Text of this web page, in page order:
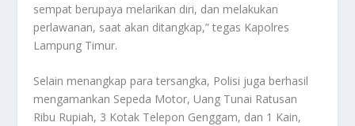
sempat berupaya melarikan diri, dan melakukan
perlawanan, saat akan ditangkap,” tegas Kapolres
Lampung Timur.
Selain menangkap para tersangka, Polisi juga berhasil
mengamankan Sepeda Motor, Uang Tunai Ratusan
Ribu Rupiah, 3 Kotak Telepon Genggam, dan 1 Kain,